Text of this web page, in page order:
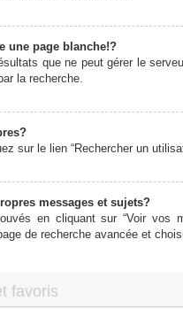
une page blanche!?
que ne peut gérer le
la recherche.
sur le lien “Rechercher un
messages et sujets?
en cliquant sur “Voir vos
de recherche avancée et
favoris